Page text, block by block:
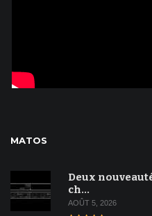
MATOS
Deux
ch…
AOÛT 5, 2026